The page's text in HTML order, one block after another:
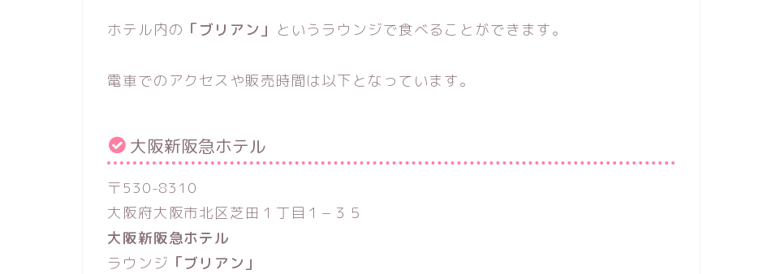
ホテル内の 「ブリアン」 というラウンジで食べることができます。
電車でのアクセスや販売時間は以下となっています。
大阪新阪急ホテル
〒530-8310
大阪府大阪市北区芝田１丁目１−３５
大阪新阪急ホテル
ラウンジ 「ブリアン」